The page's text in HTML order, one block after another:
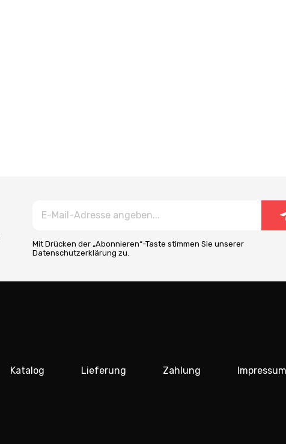
Mit Drücken der „Abonnieren“-Taste stimmen Sie unserer
Datenschutzerklärung zu.
Katalog Lieferung Zahlung Impressum